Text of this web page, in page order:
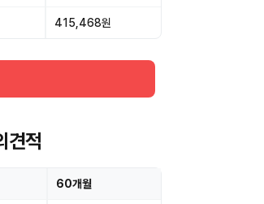
415,468원
견적
60개월